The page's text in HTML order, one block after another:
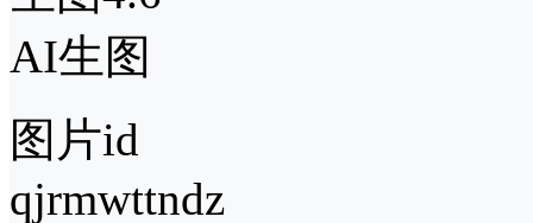
AI生图
图片id
qjrmwttndz